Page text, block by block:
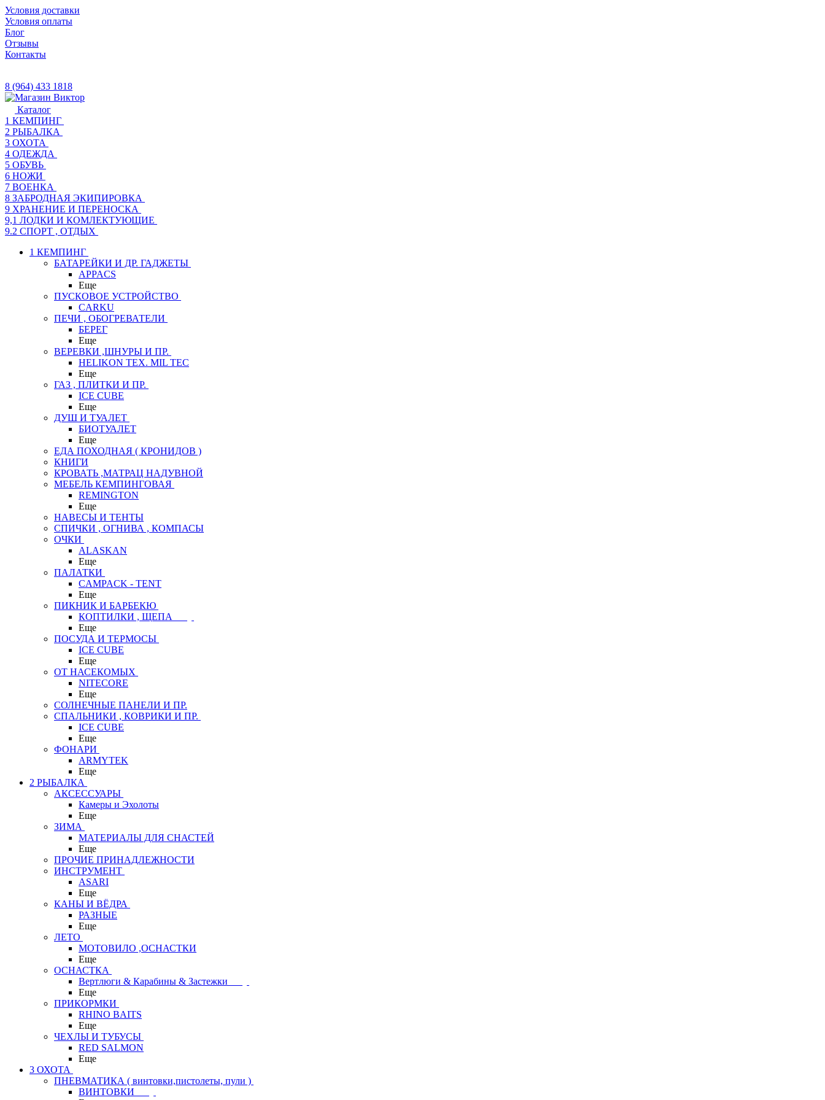
Условия доставки
Условия оплаты
Блог
Отзывы
Контакты
8 (964) 433 1818
Каталог
1 КЕМПИНГ
2 РЫБАЛКА
3 ОХОТА
4 ОДЕЖДА
5 ОБУВЬ
6 НОЖИ
7 ВОЕНКА
8 ЗАБРОДНАЯ ЭКИПИРОВКА
9 ХРАНЕНИЕ И ПЕРЕНОСКА
9,1 ЛОДКИ И КОМЛЕКТУЮЩИЕ
9.2 СПОРТ , ОТДЫХ
1 КЕМПИНГ
БАТАРЕЙКИ И ДР. ГАДЖЕТЫ
APPACS
Еще
ПУСКОВОЕ УСТРОЙСТВО
CARKU
ПЕЧИ , ОБОГРЕВАТЕЛИ
БЕРЕГ
Еще
ВЕРЕВКИ ,ШНУРЫ И ПР.
HELIKON TEX. MIL TEC
Еще
ГАЗ , ПЛИТКИ И ПР.
ICE CUBE
Еще
ДУШ И ТУАЛЕТ
БИОТУАЛЕТ
Еще
ЕДА ПОХОДНАЯ ( КРОНИДОВ )
КНИГИ
КРОВАТЬ ,МАТРАЦ НАДУВНОЙ
МЕБЕЛЬ КЕМПИНГОВАЯ
REMINGTON
Еще
НАВЕСЫ И ТЕНТЫ
СПИЧКИ , ОГНИВА , КОМПАСЫ
ОЧКИ
ALASKAN
Еще
ПАЛАТКИ
CAMPACK - TENT
Еще
ПИКНИК И БАРБЕКЮ
КОПТИЛКИ , ЩЕПА
Еще
ПОСУДА И ТЕРМОСЫ
ICE CUBE
Еще
ОТ НАСЕКОМЫХ
NITECORE
Еще
СОЛНЕЧНЫЕ ПАНЕЛИ И ПР.
СПАЛЬНИКИ , КОВРИКИ И ПР.
ICE CUBE
Еще
ФОНАРИ
ARMYTEK
Еще
2 РЫБАЛКА
АКСЕССУАРЫ
Камеры и Эхолоты
Еще
ЗИМА
МАТЕРИАЛЫ ДЛЯ СНАСТЕЙ
Еще
ПРОЧИЕ ПРИНАДЛЕЖНОСТИ
ИНСТРУМЕНТ
ASARI
Еще
КАНЫ И ВЁДРА
РАЗНЫЕ
Еще
ЛЕТО
МОТОВИЛО ,ОСНАСТКИ
Еще
ОСНАСТКА
Вертлюги & Карабины & Застежки
Еще
ПРИКОРМКИ
RHINO BAITS
Еще
ЧЕХЛЫ И ТУБУСЫ
RED SALMON
Еще
3 ОХОТА
ПНЕВМАТИКА ( винтовки,пистолеты, пули )
ВИНТОВКИ